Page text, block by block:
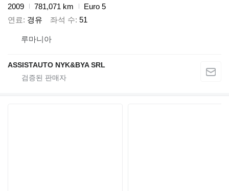
2009
781,071 km
Euro 5
연료
경유 좌석 수 51
루마니아
ASSISTAUTO NYK&BYA SRL